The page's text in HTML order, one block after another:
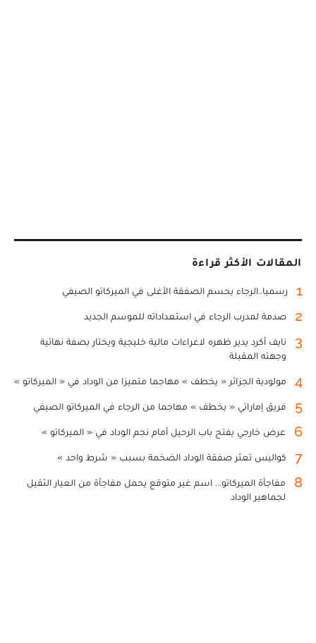
المقالات الأكثر قراءة
1 رسميا..الرجاء يحسم الصفقة الأغلى في الميركاتو الصيفي
2 صدمة لمدرب الرجاء في استعداداته للموسم الجديد
3
نايف أكرد يدير ظهره لاغراءات مالية خليجية ويختار بصفة نهائية
وجهته المقبلة
4 مولودية الجزائر « يخطف » مهاجما متميزا من الوداد في « الميركاتو »
5 فريق إماراتي « يخطف » مهاجما من الرجاء في الميركاتو الصيفي
6 عرض خارجي يفتح باب الرحيل أمام نجم الوداد في « الميركاتو »
7 كواليس تعثر صفقة الوداد الضخمة بسبب « شرط واحد »
8
مفاجأة الميركاتو... اسم غير متوقع يحمل مفاجأة من العيار الثقيل
لجماهير الوداد